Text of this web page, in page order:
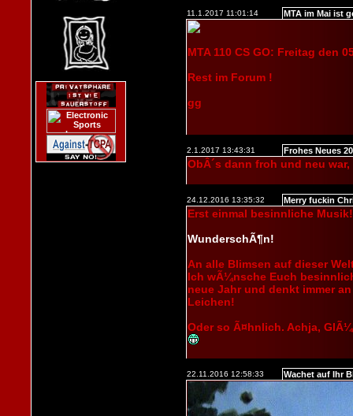
11.1.2017 11:01:14 MTA im Mai ist
MTA 110 CS GO: Freitag den
Rest im Forum !
gg
2.1.2017 13:43:31 Frohes Neues
ObÂ´s dann froh und neu
24.12.2016 13:35:32 Merry fuckin
Erst einmal besinnliche Musik!
WunderschÃ¶n!
An alle Blimsen auf dieser
Ich wÃ¼nsche Euch
neue Jahr und denkt immer
Leichen!
Oder so Ã¤hnlich. Achja,
22.11.2016 12:58:33 Wachet auf Ihr